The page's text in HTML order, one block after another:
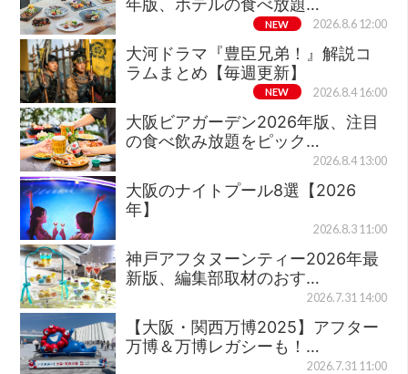
年版、ホテルの食べ放題…
NEW 2026.8.6 12:00
大河ドラマ『豊臣兄弟！』解説コ
ラムまとめ【毎週更新】
NEW 2026.8.4 16:00
大阪ビアガーデン2026年版、注目
の食べ飲み放題をピック…
2026.8.4 13:00
大阪のナイトプール8選【2026
年】
2026.8.3 11:00
神戸アフタヌーンティー2026年最
新版、編集部取材のおす…
2026.7.31 14:00
【大阪・関西万博2025】アフター
万博＆万博レガシーも！…
2026.7.31 11:00